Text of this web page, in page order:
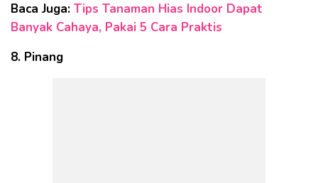
Baca Juga: Tips Tanaman Hias Indoor Dapat
Banyak Cahaya, Pakai 5 Cara Praktis
8. Pinang